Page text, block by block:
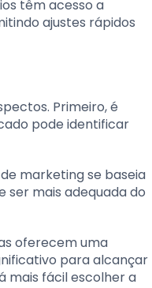
têm acesso a
ajustes rápidos
Primeiro, é
pode identificar
marketing se baseia
ser mais adequada do
oferecem uma
para alcançar
mais fácil escolher a